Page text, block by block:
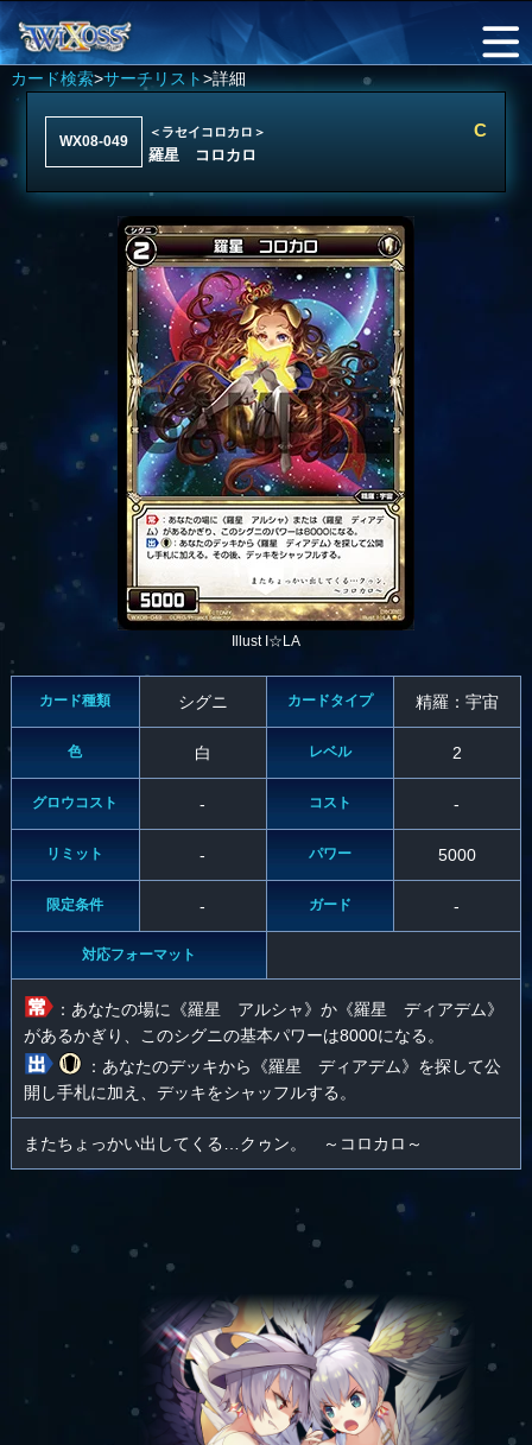
カード検索>サーチリスト>詳細
WX08-049
＜ラセイコロカロ＞
羅星 コロカロ
C
Illust I☆LA
カード種類 シグニ カードタイプ 精羅：宇宙
色 白 レベル 2
グロウコスト - コスト -
リミット - パワー 5000
限定条件 - ガード -
対応フォーマット
：あなたの場に《羅星 アルシャ》か《羅星 ディアデム》
があるかぎり、このシグニの基本パワーは8000になる。
：あなたのデッキから《羅星 ディアデム》を探して公
開し手札に加え、デッキをシャッフルする。
またちょっかい出してくる…クゥン。 ～コロカロ～